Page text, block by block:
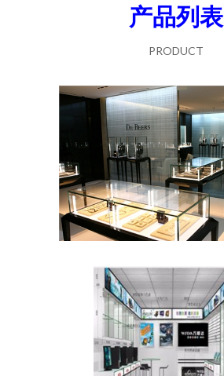
产品列表
PRODUCT